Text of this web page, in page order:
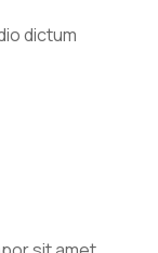
dictum